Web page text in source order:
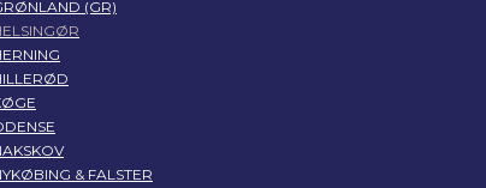
(GR)
& FALSTER